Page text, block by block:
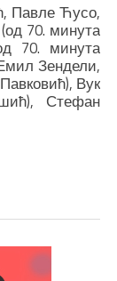
Павле Ћусо,
70. минута
70. минута
Зендели,
Вук
Стефан